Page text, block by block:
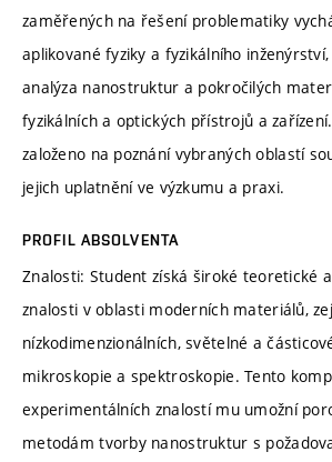
zaměřených na řešení problematiky
aplikované fyziky a fyzikálního
analýza nanostruktur a pokročilých
fyzikálních a optických přístrojů a
založeno na poznání vybraných oblastí
jejich uplatnění ve výzkumu a praxi.
PROFIL ABSOLVENTA
Znalosti: Student získá široké teoretické
znalosti v oblasti moderních materiálů,
nízkodimenzionálních, světelné a
mikroskopie a spektroskopie. Tento
experimentálních znalostí mu umožní
metodám tvorby nanostruktur s